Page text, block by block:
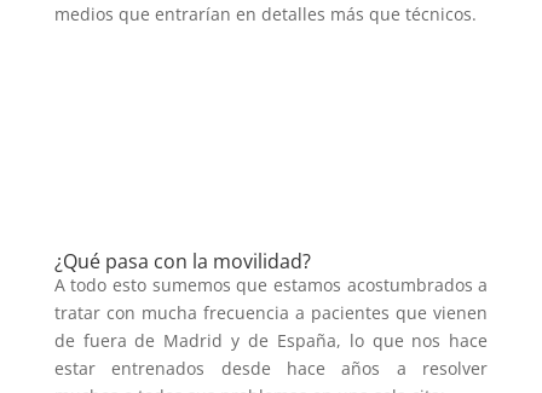
medios que entrarían en detalles más que técnicos.
¿Qué pasa con la movilidad?
A todo esto sumemos que estamos acostumbrados a
tratar con mucha frecuencia a pacientes que vienen
de fuera de Madrid y de España, lo que nos hace
estar entrenados desde hace años a resolver